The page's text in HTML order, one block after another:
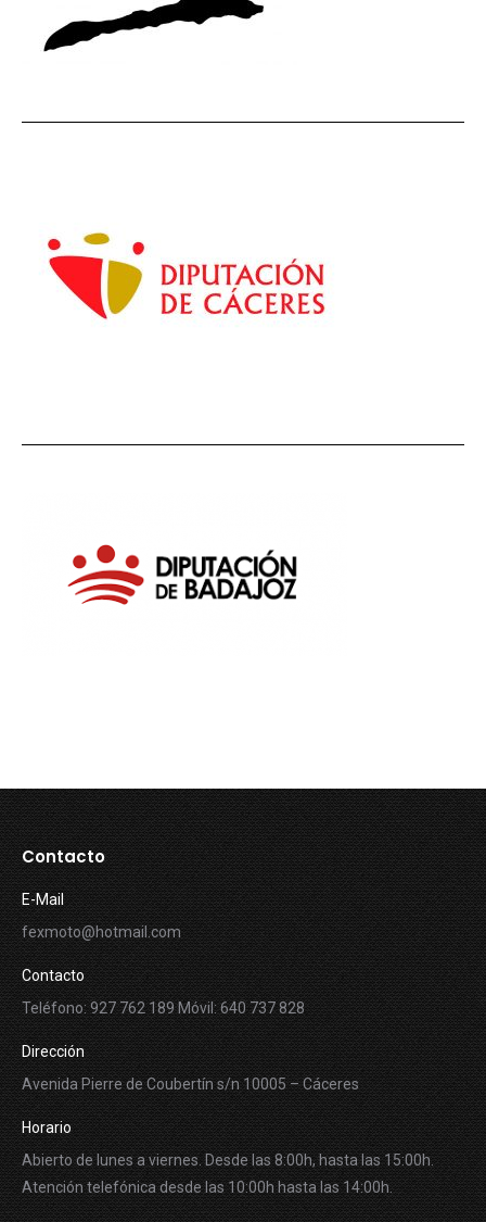
Contacto
E-Mail
fexmoto@hotmail.com
Contacto
Teléfono: 927 762 189 Móvil: 640 737 828
Dirección
Avenida Pierre de Coubertín s/n 10005 – Cáceres
Horario
Abierto de lunes a viernes. Desde las 8:00h, hasta las 15:00h.
Atención telefónica desde las 10:00h hasta las 14:00h.